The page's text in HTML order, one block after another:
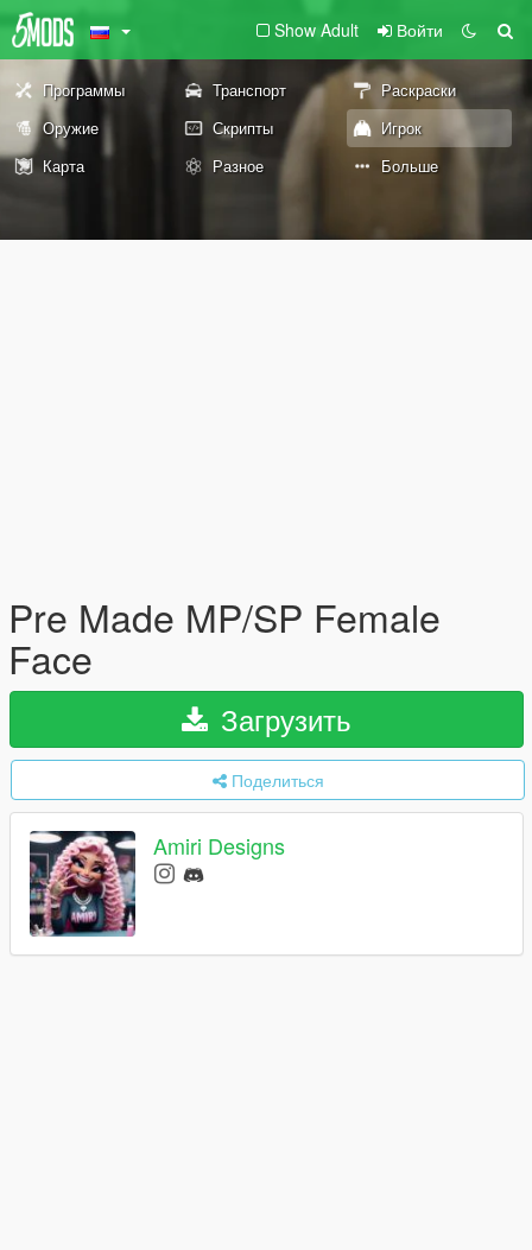
Show Adult Войти
Программы Транспорт
Раскраски
Оружие
Скрипты
Игрок
Карта
Разное Больше
Pre Made MP/SP Female
Face
Загрузить
Поделиться
Amiri Designs